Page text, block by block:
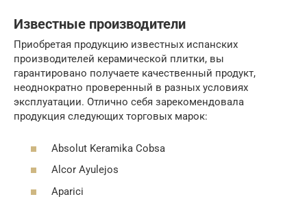
Известные производители
Приобретая продукцию известных испанских
производителей керамической плитки, вы
гарантировано получаете качественный продукт,
неоднократно проверенный в разных условиях
эксплуатации. Отлично себя зарекомендовала
продукция следующих торговых марок:
Absolut Keramika Cobsa
Alcor Ayulejos
Aparici